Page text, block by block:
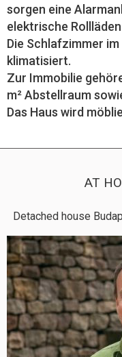
sorgen eine
elektrische
Die Schlafzimmer
klimatisiert.
Zur Immobilie
m² Abstellraum
Das Haus wird
AT
Detached house